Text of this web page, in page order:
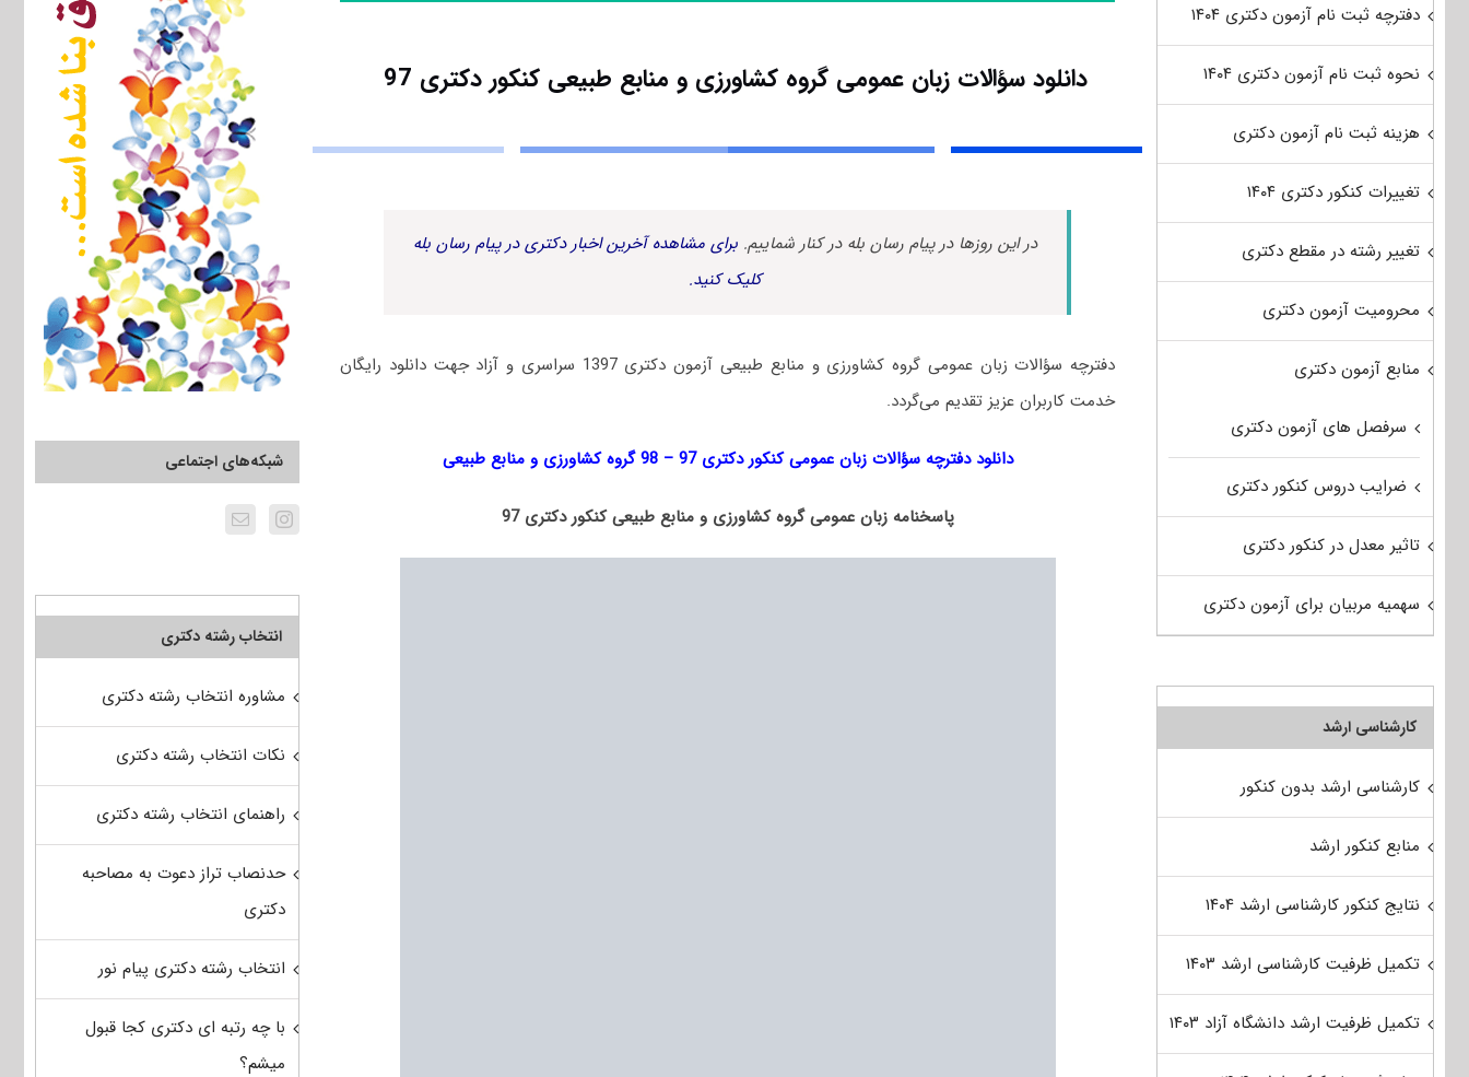
دانلود سؤالات زبان عمومی گروه کشاورزی و منابع طبیعی کنکور دکتری 97
در این روزها در پیام رسان بله در کنار شماییم. برای مشاهده آخرین اخبار دکتری در پیام رسان بله
کلیک کنید.
دفترچه سؤالات زبان عمومی گروه کشاورزی و منابع طبیعی آزمون دکتری 1397 سراسری و آزاد جهت دانلود رایگان
خدمت کاربران عزیز تقدیم می‌گردد.
دانلود دفترچه سؤالات زبان عمومی کنکور دکتری 97 – 98 گروه کشاورزی و منابع طبیعی
پاسخنامه زبان عمومی گروه کشاورزی و منابع طبیعی کنکور دکتری 97
شبکه‌های اجتماعی
انتخاب رشته دکتری
مشاوره انتخاب رشته دکتری
نکات انتخاب رشته دکتری
راهنمای انتخاب رشته دکتری
حدنصاب تراز دعوت به مصاحبه
دکتری
انتخاب رشته دکتری پیام نور
با چه رتبه ای دکتری کجا قبول
میشم؟
دفترچه ثبت نام آزمون دکتری ۱۴۰۴
نحوه ثبت نام آزمون دکتری ۱۴۰۴
هزینه ثبت نام آزمون دکتری
تغییرات کنکور دکتری ۱۴۰۴
تغییر رشته در مقطع دکتری
محرومیت آزمون دکتری
منابع آزمون دکتری
سرفصل های آزمون دکتری
ضرایب دروس کنکور دکتری
تاثیر معدل در کنکور دکتری
سهمیه مربیان برای آزمون دکتری
کارشناسی ارشد
کارشناسی ارشد بدون کنکور
منابع کنکور ارشد
نتایج کنکور کارشناسی ارشد ۱۴۰۴
تکمیل ظرفیت کارشناسی ارشد ۱۴۰۳
تکمیل ظرفیت ارشد دانشگاه آزاد ۱۴۰۳